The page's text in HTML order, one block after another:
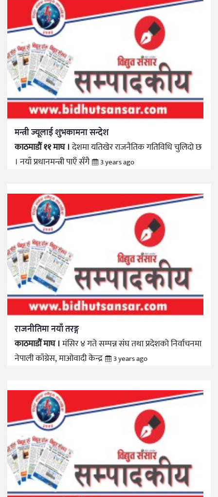
मन्त्री ज्यूलाई शुभकामना सन्देश
काठमाडौं ११ माघ ।देशमा यतिखेर राजनैतिक गतिविधि चुलिदो छ
। नयाँ प्रधानमन्त्री पाएँ सँगै
3 years ago
राजनीतिमा नयाँ तरङ्ग
काठमाडौं माघ ।मंसिर ४ गते सम्पन्न संघ तथा प्रदेशको निर्वाचनमा
नेपाली काँग्रेस, माओवादी केन्द्र
3 years ago